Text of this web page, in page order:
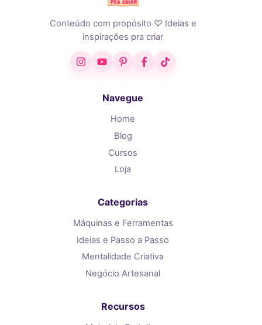
Conteúdo com propósito ♡ Ideias e
inspirações pra criar
InstagramYouTubePinterestFacebook
TikTok
Navegue
Home
Blog
Cursos
Loja
Categorias
Máquinas e Ferramentas
Ideias e Passo a Passo
Mentalidade Criativa
Negócio Artesanal
Recursos